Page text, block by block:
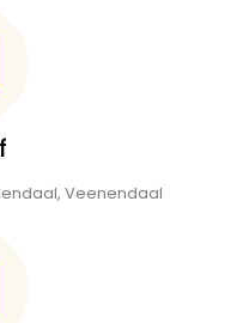
Veenendaal